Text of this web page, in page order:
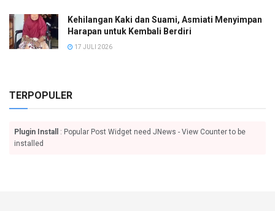
Kehilangan Kaki dan Suami, Asmiati Menyimpan
Harapan untuk Kembali Berdiri
17 JULI 2026
TERPOPULER
Plugin Install
: Popular Post Widget need JNews - View Counter to be
installed